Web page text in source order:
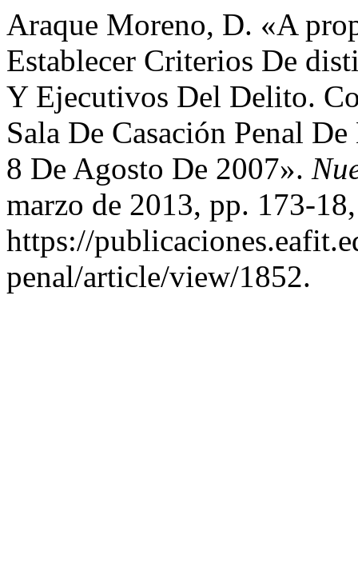
Araque Moreno, D. «A
Establecer Criterios De
Y Ejecutivos Del Delito.
Sala De Casación Penal
8 De Agosto De 2007».
marzo de 2013, pp. 173-18,
https://
penal/article/view/1852.